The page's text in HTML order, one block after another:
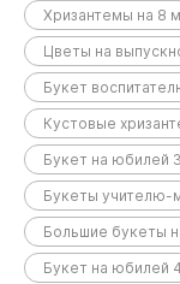
Хризантемы на 8
Цветы на
Букет
Кустовые
Букет на юбилей
Букеты учителю-
Большие букеты
Букет на юбилей